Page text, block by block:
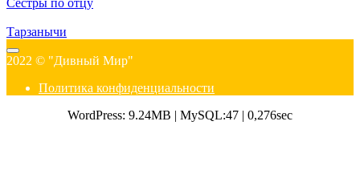
Тарзанычи
2022 © "Дивный Мир"
Политика конфиденциальности
WordPress: 9.24MB | MySQL:47 | 0,276sec